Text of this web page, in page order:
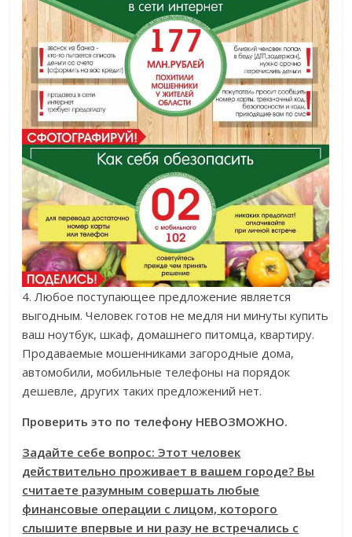
4. Любое поступающее предложение является
выгодным. Человек готов не медля ни минуты купить
ваш ноутбук, шкаф, домашнего питомца, квартиру.
Продаваемые мошенниками загородные дома,
автомобили, мобильные телефоны на порядок
дешевле, других таких предложений нет.
Проверить это по телефону НЕВОЗМОЖНО.
Задайте себе вопрос: Этот человек
действительно проживает в вашем городе? Вы
считаете разумным совершать любые
финансовые операции с лицом, которого
слышите впервые и ни разу не встречались с